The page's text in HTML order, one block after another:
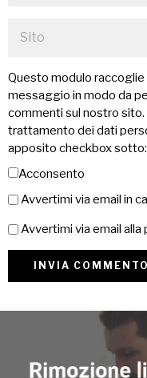
Questo modulo raccoglie
messaggio in modo da
commenti sul nostro
trattamento dei dati
apposito checkbox sotto:
Acconsento
Avvertimi via email in
Avvertimi via email alla